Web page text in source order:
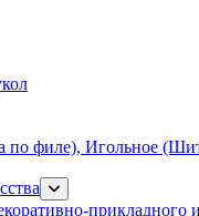
филе), Игольное
прикладного